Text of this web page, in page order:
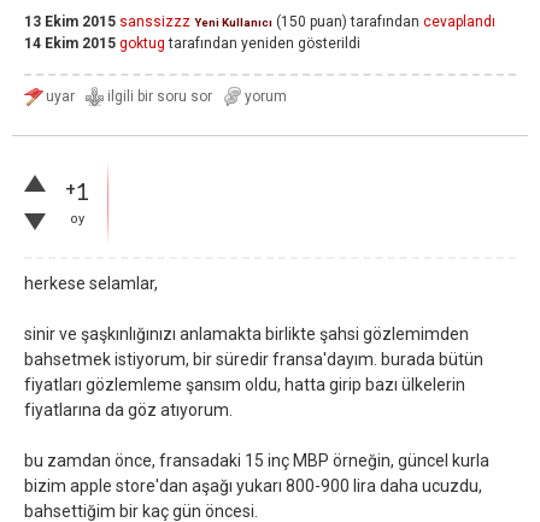
13 Ekim 2015 sanssizzz Yeni Kullanıcı (150 puan) tarafından cevaplandı
14 Ekim 2015 goktug tarafından yeniden gösterildi
+1
oy
herkese selamlar,
sinir ve şaşkınlığınızı anlamakta birlikte şahsi gözlemimden
bahsetmek istiyorum, bir süredir fransa'dayım. burada bütün
fiyatları gözlemleme şansım oldu, hatta girip bazı ülkelerin
fiyatlarına da göz atıyorum.
bu zamdan önce, fransadaki 15 inç MBP örneğin, güncel kurla
bizim apple store'dan aşağı yukarı 800-900 lira daha ucuzdu,
bahsettiğim bir kaç gün öncesi.